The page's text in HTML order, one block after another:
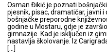
Osman Đikić je poznati
pjesnik, pisac, dramatičar, javni
bošnjačke preporodne
godine u Mostaru, gdje je
gimnazije. Kad je isključen iz
nastavlja školovanje. Iz
[…]